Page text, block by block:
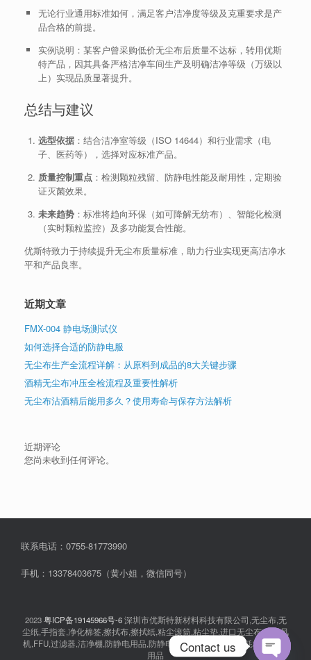
无论行业通用标准如何，满足客户洁净度等级及克重要求是产
品合格的前提。
实例说明：某客户曾采购低价无尘布后质量不达标，转用优斯
特产品，因其具备严格洁净车间生产及明确洁净等级（万级以
上）实现品质显著提升。
总结与建议
选型依据：结合洁净室等级（ISO 14644）和行业需求（电
子、医药等），选择对应标准产品。
质量控制重点：检测颗粒残留、防静电性能及耐用性，定期验
证灭菌效果。
未来趋势：标准将趋向环保（如可降解无纺布）、智能化检测
（实时颗粒监控）及多功能复合性能。
优斯特致力于持续提升无尘布质量标准，助力行业实现更高洁净水
平和产品良率。
近期文章
FMX-004 静电场测试仪
如何选择合适的防静电服
无尘布生产全流程详解：从原料到成品的8大关键步骤
酒精无尘布冲压全检流程及重要性解析
无尘布沾酒精后能用多久？使用寿命与保存方法解析
近期评论
您尚未收到任何评论。
联系电话：0755-81773990
手机：13378403675（黄小姐，微信同号）
2023粤ICP备19145966号-6深圳市优斯特新材料科技有限公司,无尘布,无
尘纸,手指套,净化棉签,擦拭布,擦拭纸,粘尘滚筒,粘尘垫,进口无尘布,离子风
机,FFU,过滤器,洁净棚,防静电用品,防静电衣服,无尘室消耗品,耗材,实验室
用品
Contact us